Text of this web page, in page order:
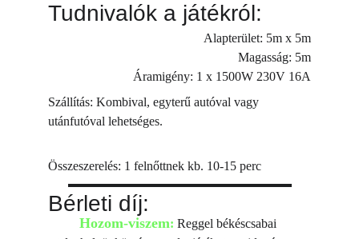
Tudnivalók a játékról:
Alapterület: 5m x 5m
Magasság: 5m
Áramigény: 1 x 1500W 230V 16A
Bérleti díj:
Hozom-viszem: Reggel békéscsabai
Szállítás: Kombival, egyterű autóval vagy
utánfutóval lehetséges.
Összeszerelés: 1 felnőttnek kb. 10-15 perc